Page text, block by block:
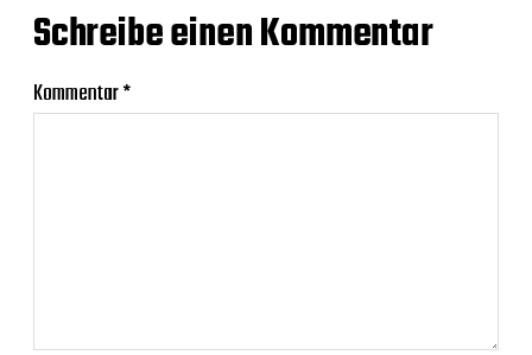
Schreibe einen Kommentar
Kommentar*